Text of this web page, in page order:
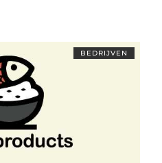
BEDRIJVEN